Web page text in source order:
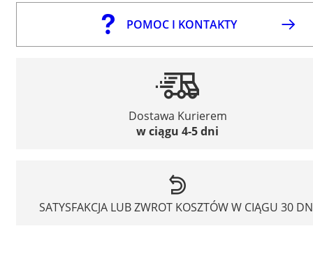
POMOC I KONTAKTY
Dostawa Kurierem
w ciągu 4-5 dni
SATYSFAKCJA LUB ZWROT KOSZTÓW W CIĄGU 30